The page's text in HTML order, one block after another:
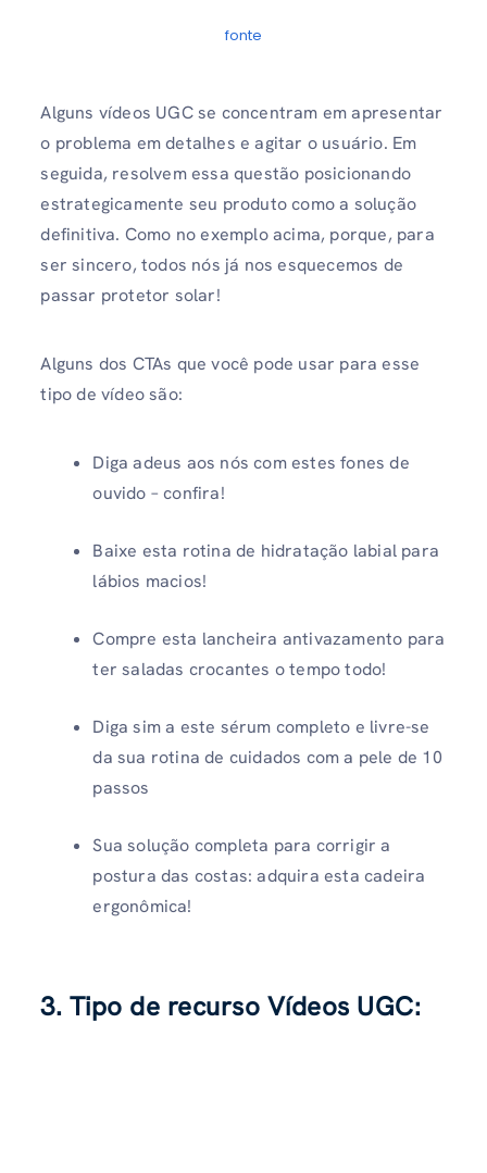
fonte
Alguns vídeos UGC se concentram em apresentar
o problema em detalhes e agitar o usuário. Em
seguida, resolvem essa questão posicionando
estrategicamente seu produto como a solução
definitiva. Como no exemplo acima, porque, para
ser sincero, todos nós já nos esquecemos de
passar protetor solar!
Alguns dos CTAs que você pode usar para esse
tipo de vídeo são:
Diga adeus aos nós com estes fones de
ouvido – confira!
Baixe esta rotina de hidratação labial para
lábios macios!
Compre esta lancheira antivazamento para
ter saladas crocantes o tempo todo!
Diga sim a este sérum completo e livre-se
da sua rotina de cuidados com a pele de 10
passos
Sua solução completa para corrigir a
postura das costas: adquira esta cadeira
ergonômica!
3. Tipo de recurso Vídeos UGC: